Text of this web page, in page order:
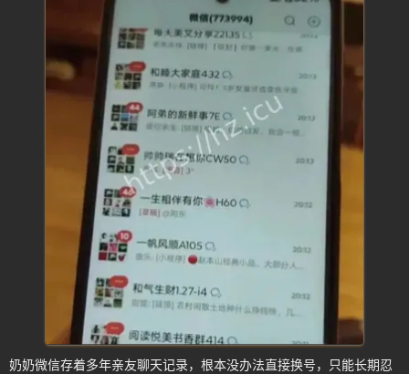
奶奶微信存着多年亲友聊天记录，根本没办法直接换号，只能长期忍